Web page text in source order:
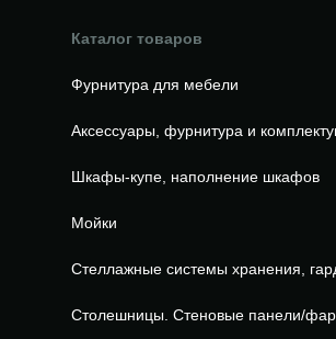
Каталог товаров
Фурнитура для мебели
Аксессуары, фурнитура и
Шкафы-купе, наполнение шкафов
Мойки
Стеллажные системы хранения,
Столешницы. Стеновые панели/